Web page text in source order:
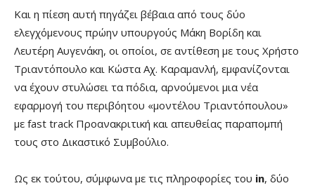
Και η πίεση αυτή πηγάζει βέβαια από τους δύο
ελεγχόμενους πρώην υπουργούς Μάκη Βορίδη και
Λευτέρη Αυγενάκη, οι οποίοι, σε αντίθεση με τους Χρήστο
Τριαντόπουλο και Κώστα Αχ. Καραμανλή, εμφανίζονται
να έχουν στυλώσει τα πόδια, αρνούμενοι μια νέα
εφαρμογή του περιβόητου «μοντέλου Τριαντόπουλου»
με fast track Προανακριτική και απευθείας παραπομπή
τους στο Δικαστικό Συμβούλιο.
Ως εκ τούτου, σύμφωνα με τις πληροφορίες του in, δύο